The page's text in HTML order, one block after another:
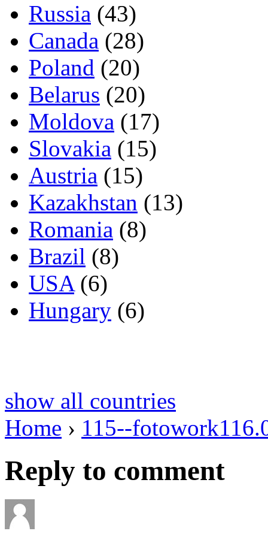
Russia (43)
Canada (28)
Poland (20)
Belarus (20)
Moldova (17)
Slovakia (15)
Austria (15)
Kazakhstan (13)
Romania (8)
Brazil (8)
USA(6)
Hungary (6)
show all countries
Home › 115--
Reply to comment